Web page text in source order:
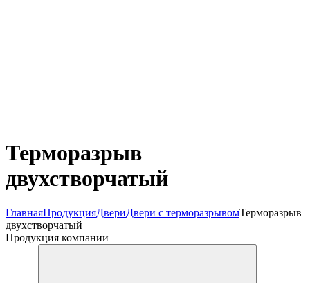
Терморазрыв
двухстворчатый
ГлавнаяПродукцияДвериДвери с терморазрывомТерморазрыв
двухстворчатый
Продукция компании